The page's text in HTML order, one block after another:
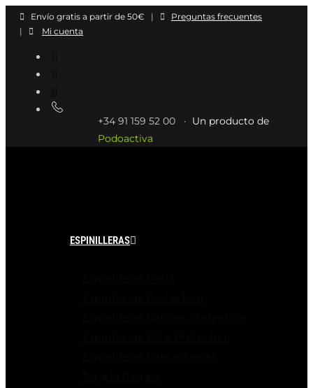
Envío gratis a partir de 50€ |
Preguntas frecuentes
|
Mi cuenta
+34 91 159 52 00 · Un producto de
Podoactiva
ESPINILLERAS